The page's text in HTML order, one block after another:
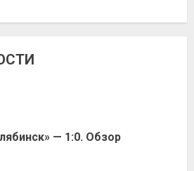
— 1:0. Обзор